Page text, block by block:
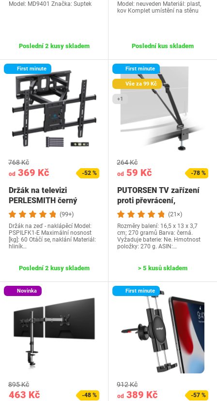
Model: MD9401 Značka: Suptek
Poslední 2 kusy skladem
Model: neuveden Materiál: plast,
kov Komplet umístění na stěnu
Poslední kus skladem
First minute
od 369 Kč
768 Kč
-52 %
Držák na televizi
PERLESMITH černý
(99+)
Držák na zeď - naklápěcí Model:
PSPILFK1-E Maximální nosnost
[kg]: 60 Otáčí se, naklání Materiál:
hliník…
Poslední 2 kusy skladem
First minute
Vše za 99 Kč
+1
od 59 Kč
264 Kč
-78 %
PUTORSEN TV zařízení
proti převrácení,
nábytkové popruhy…
(21×)
Rozměry balení: 16,5 x 13 x 3,7
cm; 270 gramů Barva: černá.
Vyžaduje baterie: Ne. Hmotnost
položky: 270 g. ASIN:…
> 5 kusů skladem
Novinka
463 Kč
895 Kč
-48 %
First minute
od 389 Kč
912 Kč
-57 %